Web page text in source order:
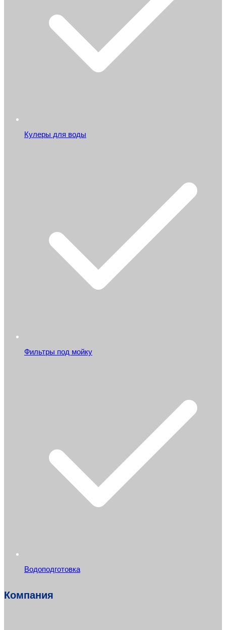
Кулеры для воды
Фильтры под мойку
Водоподготовка
Компания